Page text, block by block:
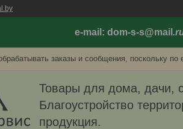
e-mail: dom-s-s@mail
заказы и сообщения, поскольку
Товары для дома, дачи,
Благоустройство
продукция.